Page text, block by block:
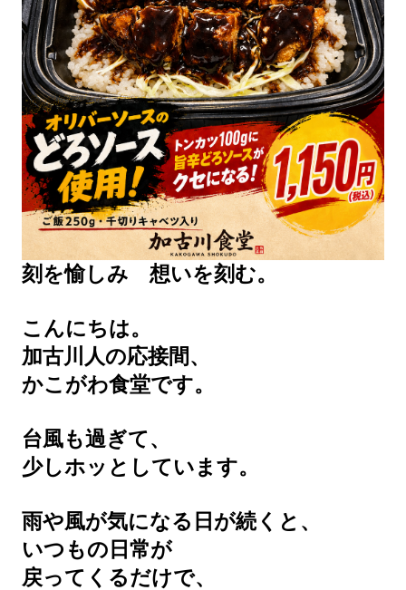
刻を愉しみ 想いを刻む。
こんにちは。
加古川人の応接間、
かこがわ食堂です。
台風も過ぎて、
少しホッとしています。
雨や風が気になる日が続くと、
いつもの日常が
戻ってくるだけで、